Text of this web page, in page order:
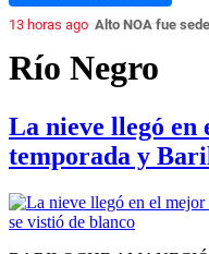
13 horas ago Alto NOA fue
Río Negro
La nieve llegó en
temporada y